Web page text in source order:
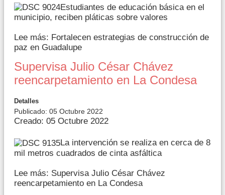
Estudiantes de educación básica en el
municipio, reciben pláticas sobre valores
Lee más: Fortalecen estrategias de construcción de
paz en Guadalupe
Supervisa Julio César Chávez
reencarpetamiento en La Condesa
Detalles
Publicado: 05 Octubre 2022
Creado: 05 Octubre 2022
La intervención se realiza en cerca de 8
mil metros cuadrados de cinta asfáltica
Lee más: Supervisa Julio César Chávez
reencarpetamiento en La Condesa